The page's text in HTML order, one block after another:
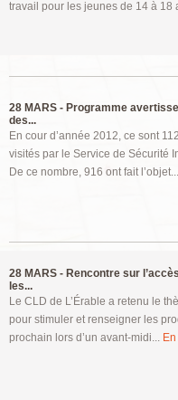
travail pour les jeunes de 14 à 18
28 MARS - Programme
des...
En cour d’année 2012, ce sont
visités par le Service de Sécurité
De ce nombre, 916 ont fait l’objet...
28 MARS - Rencontre sur
les...
Le CLD de L’Érable a retenu le
pour stimuler et renseigner les
prochain lors d’un avant-midi...